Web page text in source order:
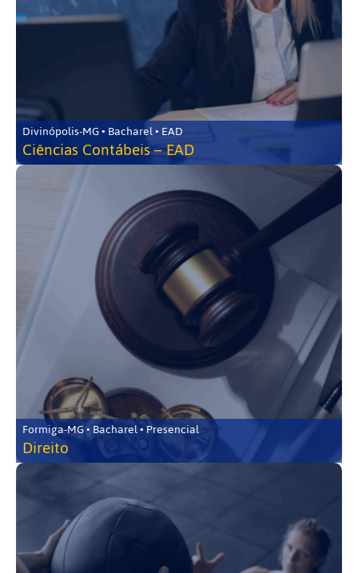
Divinópolis-MG • Bacharel • EAD
Ciências Contábeis – EAD
Formiga-MG • Bacharel • Presencial
Direito